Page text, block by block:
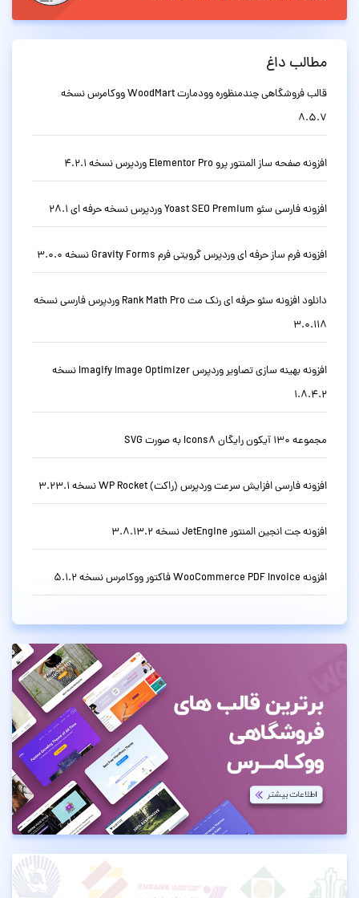
مطالب داغ
قالب فروشگاهی چندمنظوره وودمارت WoodMart ووکامرس نسخه
8.5.7
افزونه صفحه ساز المنتور پرو Elementor Pro وردپرس نسخه 4.2.1
افزونه فارسی سئو Yoast SEO Premium وردپرس نسخه حرفه ای 28.1
افزونه فرم ساز حرفه ای وردپرس گرویتی فرم Gravity Forms نسخه 3.0.0
دانلود افزونه سئو حرفه ای رنک مث Rank Math Pro وردپرس فارسی نسخه
3.0.118
افزونه بهینه سازی تصاویر وردپرس Imagify Image Optimizer نسخه
1.8.4.2
مجموعه 130 آیکون رایگان Icons8 به صورت SVG
افزونه فارسی افزایش سرعت وردپرس (راکت) WP Rocket نسخه 3.23.1
افزونه جت انجین المنتور JetEngine نسخه 3.8.13.2
افزونه WooCommerce PDF Invoice فاکتور ووکامرس نسخه 5.1.2